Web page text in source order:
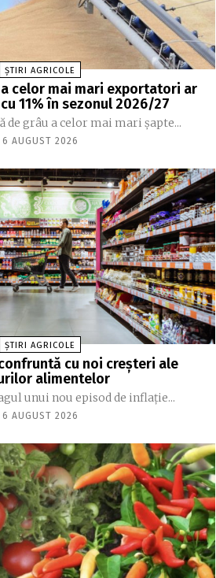
ȘTIRI AGRICOLE
celor mai mari exportatori ar
11% în sezonul 2026/27
de grâu a celor mai mari șapte...
6 AUGUST 2026
ȘTIRI AGRICOLE
confruntă cu noi creşteri ale
alimentelor
unui nou episod de inflaţie...
6 AUGUST 2026